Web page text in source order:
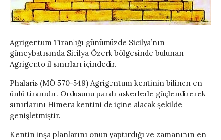
Agrigentum Tiranlığı günümüzde Sicilya’nın
güneybatısında Sicilya Özerk bölgesinde bulunan
Agrigento il sınırları içindedir.
Phalaris (MÖ 570-549) Agrigentum kentinin bilinen en
ünlü tiranıdır. Ordusunu paralı askerlerle güçlendirerek
sınırlarını Himera kentini de içine alacak şekilde
genişletmiştir.
Kentin inşa planlarını onun yaptırdığı ve zamanının en